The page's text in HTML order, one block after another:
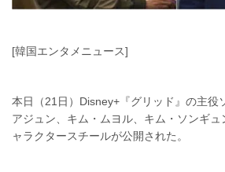
[韓国エンタメニュース]
本日（21日）Disney+『グリッド』の主役
アジュン、キム・ムヨル、キム・ソンギ
ャラクタースチールが公開された。